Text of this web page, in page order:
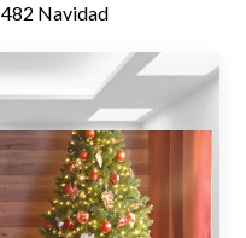
482 Navidad